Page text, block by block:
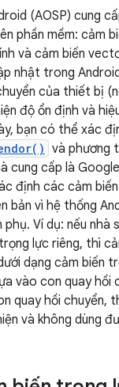
(AOSP) cung
phần mềm: cảm
và cảm biến
nhật trong
của thiết bị
độ ổn định và
bạn có thể xác
và phương
cung cấp là
định các cảm
bản vì hệ thống
phụ. Ví dụ: nếu
lực riêng, thì
dạng cảm biến
vào con quay hồi
quay hồi chuyển,
và không dùng